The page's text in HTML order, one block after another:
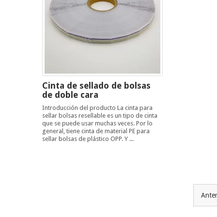
Cinta de sellado de bolsas
de doble cara
Introducción del producto La cinta para
sellar bolsas resellable es un tipo de cinta
que se puede usar muchas veces. Por lo
general, tiene cinta de material PE para
sellar bolsas de plástico OPP. Y ...